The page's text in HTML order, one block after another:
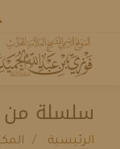
سلسلة من
الرئيسية